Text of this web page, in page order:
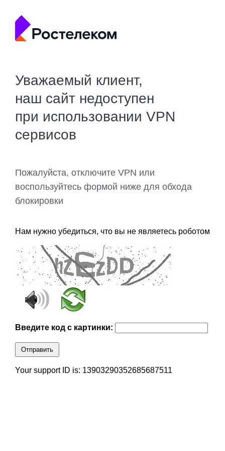
Уважаемый клиент,
наш сайт недоступен
при использовании VPN
сервисов
Пожалуйста, отключите VPN или
воспользуйтесь формой ниже для обхода
блокировки
Нам нужно убедиться, что вы не являетесь роботом
Введите код с картинки:
Отправить
Your support ID is: 13903290352685687511